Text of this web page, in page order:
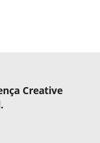
Creative